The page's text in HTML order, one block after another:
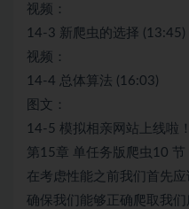
视频：
14-3 新爬虫的选择 (13:45)
视频：
14-4 总体算法 (16:03)
图文：
14-5 模拟相亲网站上线啦！
第15章 单任务版爬虫10 节
在考虑性能之前我们首先
确保我们能够正确爬取我